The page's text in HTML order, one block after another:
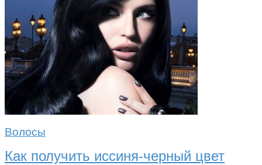
Волосы
Как получить иссиня-черный цвет